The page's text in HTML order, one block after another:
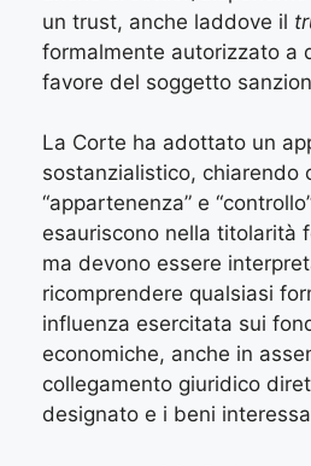
un trust, anche laddove il
formalmente autorizzato a
favore del soggetto
La Corte ha adottato un
sostanzialistico, chiarendo
“appartenenza” e
esauriscono nella titolarità
ma devono essere
ricomprendere qualsiasi
influenza esercitata sui
economiche, anche in
collegamento giuridico
designato e i beni